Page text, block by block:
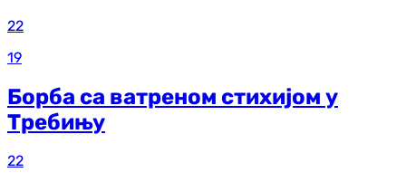
22
19
Борба са ватреном стихијом у
Требињу
22